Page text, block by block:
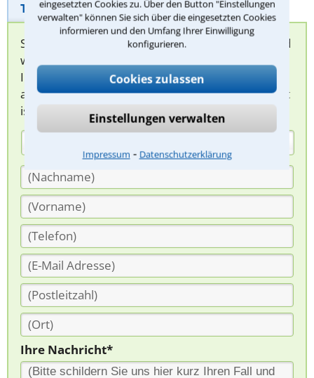
eingesetzten Cookies zu. Über den Button "Einstellungen
verwalten" können Sie sich über die eingesetzten Cookies
informieren und den Umfang Ihrer Einwilligung
konfigurieren.
Cookies zulassen
Einstellungen verwalten
Impressum ⁃ Datenschutzerklärung
Telefonhilfe Beratungsanfrage
Sie können hier Ihren Fall schildern. Anschließend
werden sich spezialisierte Rechtsanwälte bei
Ihnen melden, um das weitere Vorgehen
abzuklären. Die Rückmeldung durch einen Anwalt
ist für Sie kostenlos.
Ihre Nachricht*